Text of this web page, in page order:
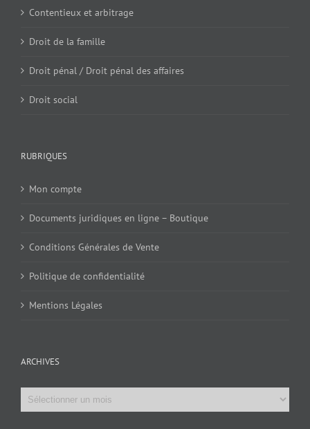
Contentieux et arbitrage
Droit de la famille
Droit pénal / Droit pénal des affaires
Droit social
RUBRIQUES
Mon compte
Documents juridiques en ligne – Boutique
Conditions Générales de Vente
Politique de confidentialité
Mentions Légales
ARCHIVES
Archives